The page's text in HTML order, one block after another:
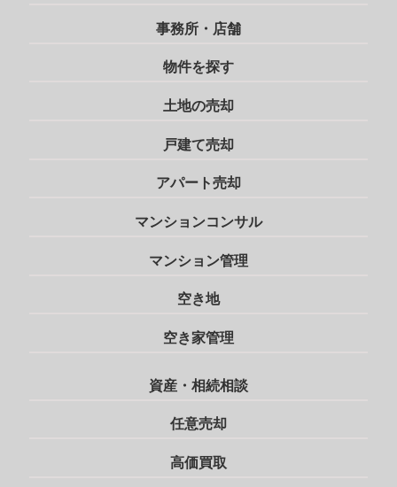
事務所・店舗
物件を探す
土地の売却
戸建て売却
アパート売却
マンションコンサル
マンション管理
空き地
空き家管理
資産・相続相談
任意売却
高価買取